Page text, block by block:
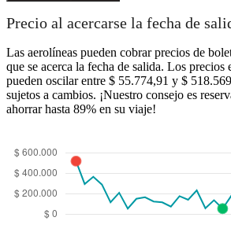
Rome
Precio al acercarse la fecha de
Las aerolíneas pueden cobrar precios de
que se acerca la fecha de salida. Los precios
pueden oscilar entre $ 55.774,91 y $
sujetos a cambios. ¡Nuestro consejo es
ahorrar hasta 89% en su viaje!